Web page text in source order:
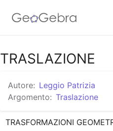
Google Classroom
GeoGebra Classroom
TRASLAZIONE
Autore: Leggio Patrizia
Argomento: Traslazione
TRASFORMAZIONI